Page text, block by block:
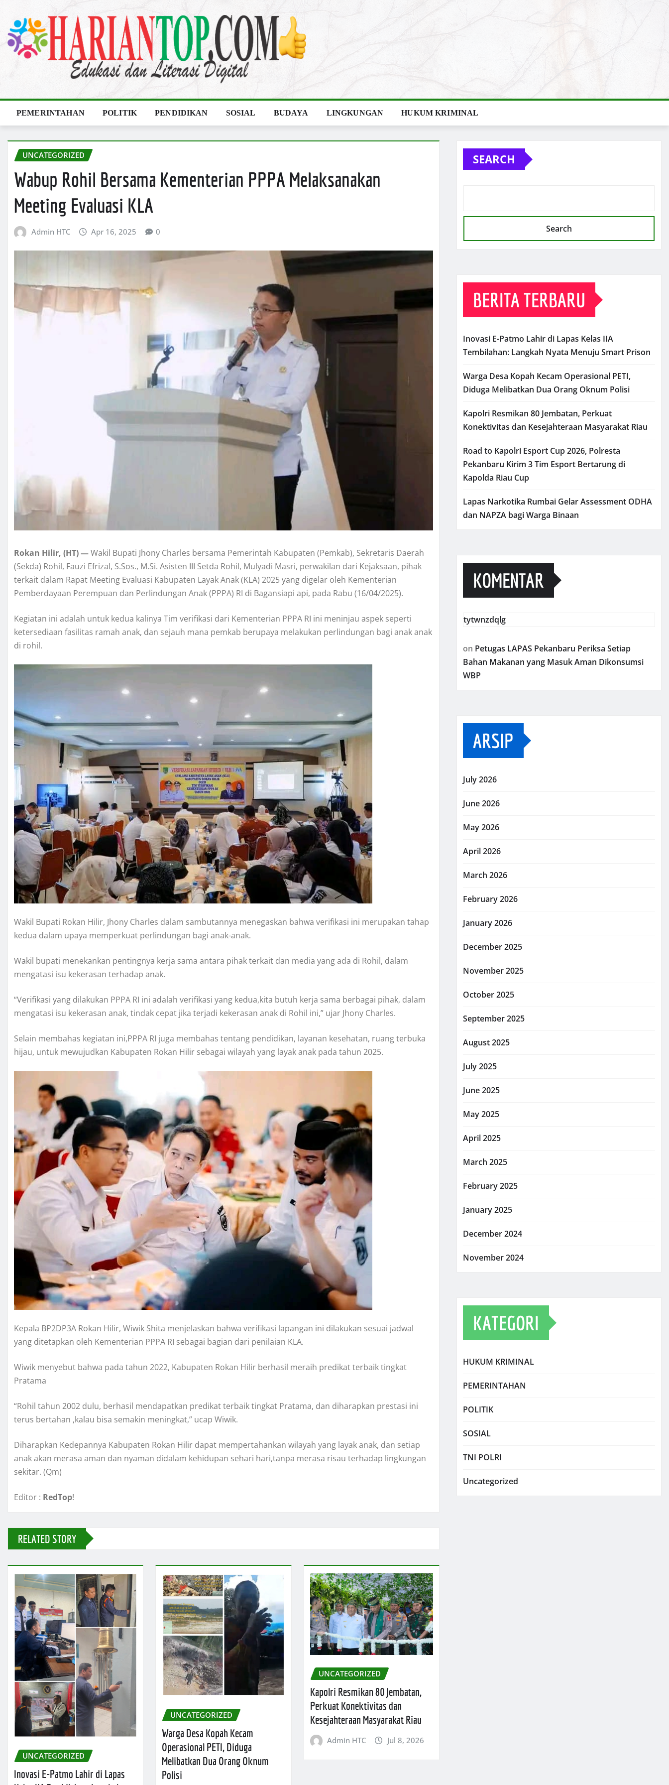
content
PEMERINTAHAN POLITIK PENDIDIKAN SOSIAL BUDAYA LINGKUNGAN HUKUM KRIMINAL
UNCATEGORIZED
Wabup Rohil Bersama Kementerian PPPA Melaksanakan
Meeting Evaluasi KLA
Admin HTC Apr 16, 2025 0
Rokan Hilir, (HT) —Wakil Bupati Jhony Charles bersama Pemerintah Kabupaten (Pemkab), Sekretaris Daerah
(Sekda) Rohil, Fauzi Efrizal, S.Sos., M.Si. Asisten III Setda Rohil, Mulyadi Masri, perwakilan dari Kejaksaan, pihak
terkait dalam Rapat Meeting Evaluasi Kabupaten Layak Anak (KLA) 2025 yang digelar oleh Kementerian
Pemberdayaan Perempuan dan Perlindungan Anak (PPPA) RI di Bagansiapi api, pada Rabu (16/04/2025).
Kegiatan ini adalah untuk kedua kalinya Tim verifikasi dari Kementerian PPPA RI ini meninjau aspek seperti
ketersediaan fasilitas ramah anak, dan sejauh mana pemkab berupaya melakukan perlindungan bagi anak anak
di rohil.
Wakil Bupati Rokan Hilir, Jhony Charles dalam sambutannya menegaskan bahwa verifikasi ini merupakan tahap
kedua dalam upaya memperkuat perlindungan bagi anak-anak.
Wakil bupati menekankan pentingnya kerja sama antara pihak terkait dan media yang ada di Rohil, dalam
mengatasi isu kekerasan terhadap anak.
“Verifikasi yang dilakukan PPPA RI ini adalah verifikasi yang kedua,kita butuh kerja sama berbagai pihak, dalam
mengatasi isu kekerasan anak, tindak cepat jika terjadi kekerasan anak di Rohil ini,” ujar Jhony Charles.
Selain membahas kegiatan ini,PPPA RI juga membahas tentang pendidikan, layanan kesehatan, ruang terbuka
hijau, untuk mewujudkan Kabupaten Rokan Hilir sebagai wilayah yang layak anak pada tahun 2025.
Kepala BP2DP3A Rokan Hilir, Wiwik Shita menjelaskan bahwa verifikasi lapangan ini dilakukan sesuai jadwal
yang ditetapkan oleh Kementerian PPPA RI sebagai bagian dari penilaian KLA.
Wiwik menyebut bahwa pada tahun 2022, Kabupaten Rokan Hilir berhasil meraih predikat terbaik tingkat
Pratama
“Rohil tahun 2002 dulu, berhasil mendapatkan predikat terbaik tingkat Pratama, dan diharapkan prestasi ini
terus bertahan ,kalau bisa semakin meningkat,” ucap Wiwik.
Diharapkan Kedepannya Kabupaten Rokan Hilir dapat mempertahankan wilayah yang layak anak, dan setiap
anak akan merasa aman dan nyaman didalam kehidupan sehari hari,tanpa merasa risau terhadap lingkungan
sekitar. (Qm)
Editor : RedTop!
RELATED STORY
UNCATEGORIZED
Inovasi E-Patmo Lahir di Lapas
UNCATEGORIZED
Warga Desa Kopah Kecam
Operasional PETI, Diduga
Melibatkan Dua Orang Oknum
Polisi
UNCATEGORIZED
Kapolri Resmikan 80 Jembatan,
Perkuat Konektivitas dan
Kesejahteraan Masyarakat Riau
Admin HTC Jul 8, 2026
SEARCH
Search
BERITA TERBARU
Inovasi E-Patmo Lahir di Lapas Kelas IIA
Tembilahan: Langkah Nyata Menuju Smart Prison
Warga Desa Kopah Kecam Operasional PETI,
Diduga Melibatkan Dua Orang Oknum Polisi
Kapolri Resmikan 80 Jembatan, Perkuat
Konektivitas dan Kesejahteraan Masyarakat Riau
Road to Kapolri Esport Cup 2026, Polresta
Pekanbaru Kirim 3 Tim Esport Bertarung di
Kapolda Riau Cup
Lapas Narkotika Rumbai Gelar Assessment ODHA
dan NAPZA bagi Warga Binaan
KOMENTAR
tytwnzdqlg
on Petugas LAPAS Pekanbaru Periksa Setiap
Bahan Makanan yang Masuk Aman Dikonsumsi
WBP
ARSIP
July 2026
June 2026
May 2026
April 2026
March 2026
February 2026
January 2026
December 2025
November 2025
October 2025
September 2025
August 2025
July 2025
June 2025
May 2025
April 2025
March 2025
February 2025
January 2025
December 2024
November 2024
KATEGORI
HUKUM KRIMINAL
PEMERINTAHAN
POLITIK
SOSIAL
TNI POLRI
Uncategorized